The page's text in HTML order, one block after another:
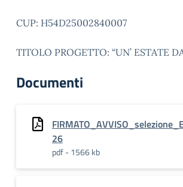
CUP: H54D25002840007
TITOLO PROGETTO: “UN’ ESTATE
Documenti
26
pdf - 1566 kb